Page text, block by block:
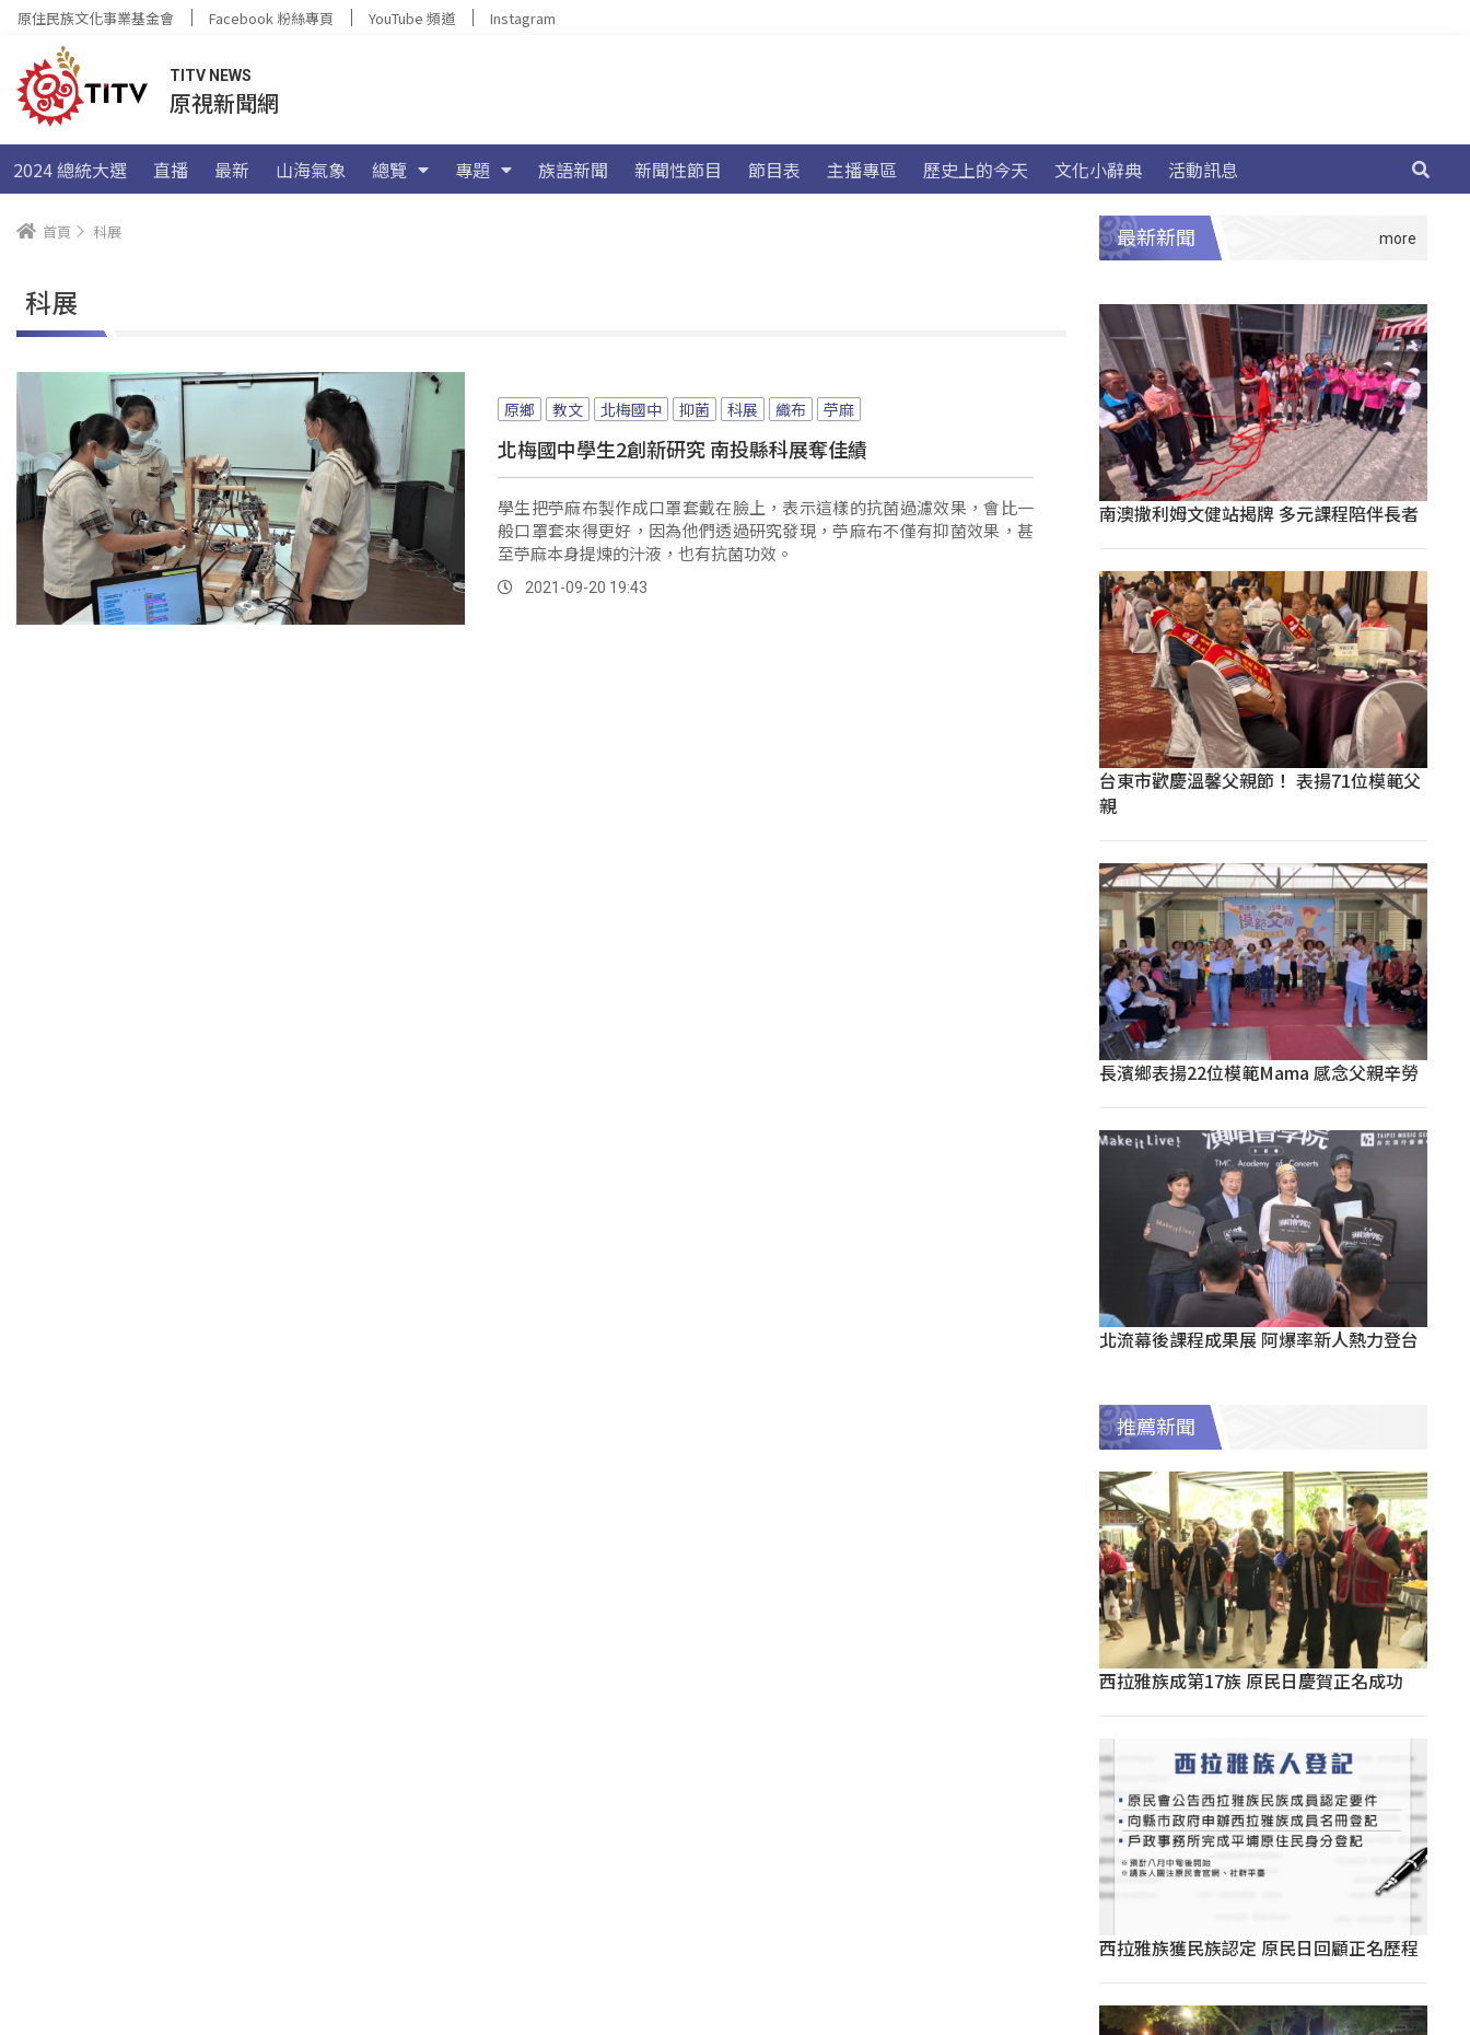
原住民族文化事業基金會 Facebook 粉絲專頁 YouTube 頻道 Instagram
TITV NEWS
原視新聞網
2024 總統大選 直播 最新 山海氣象 總覽 專題 族語新聞 新聞性節目 節目表 主播專區 歷史上的今天 文化小辭典 活動訊息
首頁 科展
科展
原鄉 教文 北梅國中 抑菌 科展 織布 苧麻
北梅國中學生2創新研究 南投縣科展奪佳績
學生把苧麻布製作成口罩套戴在臉上，表示這樣的抗菌過濾效果，會比一
般口罩套來得更好，因為他們透過研究發現，苧麻布不僅有抑菌效果，甚
至苧麻本身提煉的汁液，也有抗菌功效。
2021-09-20 19:43
最新新聞
南澳撒利姆文健站揭牌 多元課程陪伴長者
台東市歡慶溫馨父親節！ 表揚71位模範父
親
長濱鄉表揚22位模範Mama 感念父親辛勞
北流幕後課程成果展 阿爆率新人熱力登台
推薦新聞
西拉雅族成第17族 原民日慶賀正名成功
西拉雅族獲民族認定 原民日回顧正名歷程